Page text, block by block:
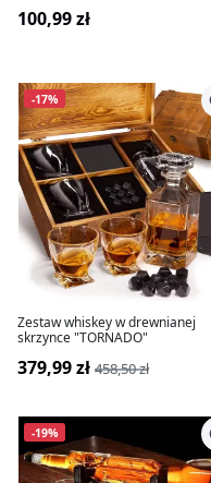
100,99 zł
-17%
Zestaw whiskey w drewnianej
skrzynce "TORNADO"
379,99 zł 458,50 zł
-19%